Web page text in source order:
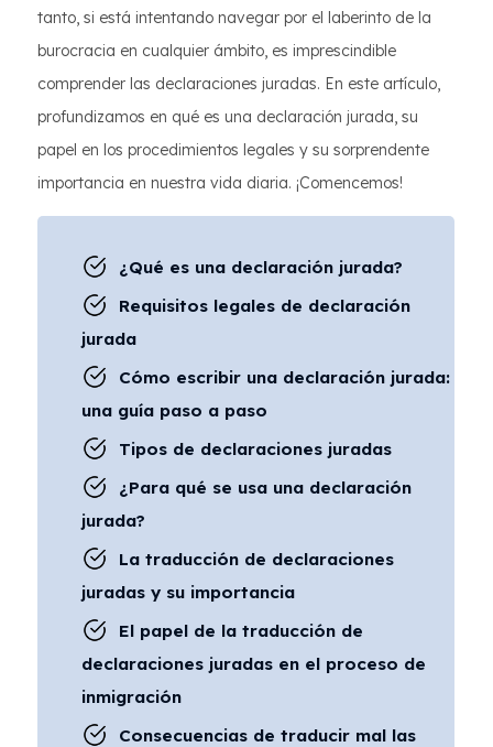
tanto, si está intentando navegar por el laberinto de la
burocracia en cualquier ámbito, es imprescindible
comprender las declaraciones juradas. En este artículo,
profundizamos en qué es una declaración jurada, su
papel en los procedimientos legales y su sorprendente
importancia en nuestra vida diaria. ¡Comencemos!
¿Qué es una declaración jurada?
Requisitos legales de declaración
jurada
Cómo escribir una declaración jurada:
una guía paso a paso
Tipos de declaraciones juradas
¿Para qué se usa una declaración
jurada?
La traducción de declaraciones
juradas y su importancia
El papel de la traducción de
declaraciones juradas en el proceso de
inmigración
Consecuencias de traducir mal las